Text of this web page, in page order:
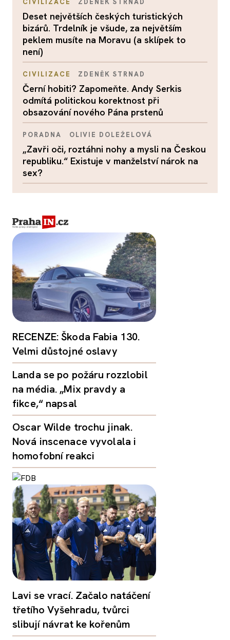
Deset největších českých turistických
bizárů. Trdelník je všude, za největším
peklem musíte na Moravu (a sklípek to
není)
CIVILIZACE ZDENĚK STRNAD
Černí hobiti? Zapomeňte. Andy Serkis
odmítá politickou korektnost při
obsazování nového Pána prstenů
PORADNA OLIVIE DOLEŽELOVÁ
„Zavři oči, roztáhni nohy a mysli na Českou
republiku.“ Existuje v manželství nárok na
sex?
RECENZE: Škoda Fabia 130.
Velmi důstojné oslavy
Landa se po požáru rozzlobil
na média. „Mix pravdy a
fikce,“ napsal
Oscar Wilde trochu jinak.
Nová inscenace vyvolala i
homofobní reakci
Lavi se vrací. Začalo natáčení
třetího Vyšehradu, tvůrci
slibují návrat ke kořenům